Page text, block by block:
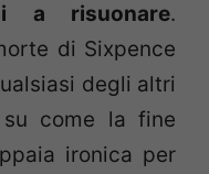
a risuonare.
di Sixpence
degli altri
come la fine
ironica per